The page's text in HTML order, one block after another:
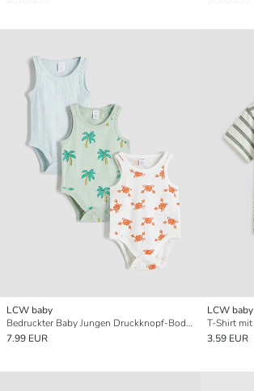
LCW baby
Bedruckter Baby Jungen Druckknopf-Body 3er-Pack
7.99 EUR
LCW baby
3.59 EUR